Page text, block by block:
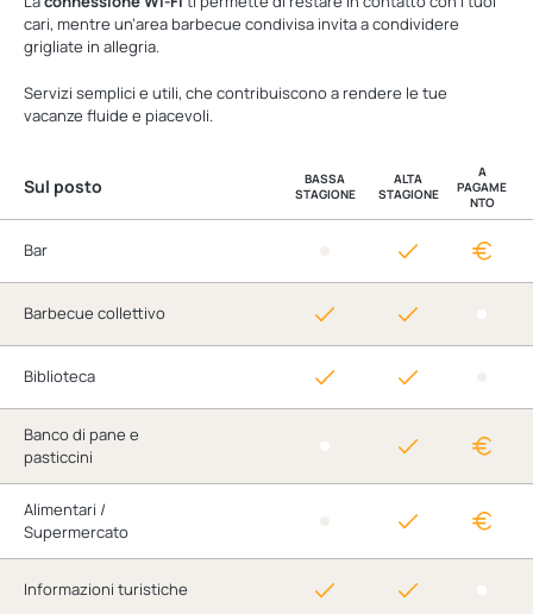
cari, mentre un’area barbecue condivisa invita a condividere
grigliate in allegria.
Servizi semplici e utili, che contribuiscono a rendere le tue
vacanze fluide e piacevoli.
Sul posto
BASSA
STAGIONE
ALTA
STAGIONE
A
PAGAME
NTO
Bar
Barbecue collettivo
Biblioteca
Banco di pane e
pasticcini
Alimentari /
Supermercato
Informazioni turistiche